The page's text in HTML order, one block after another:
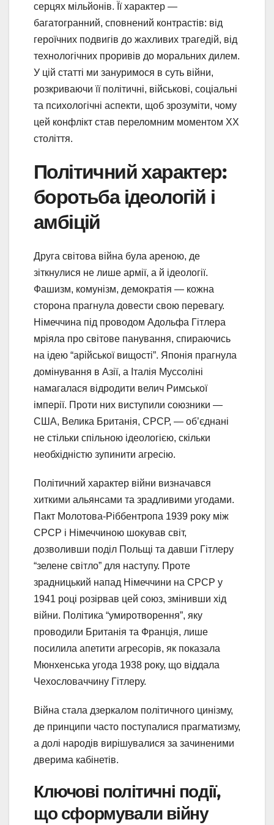
серцях мільйонів. Її характер —
багатогранний, сповнений контрастів: від
героїчних подвигів до жахливих трагедій, від
технологічних проривів до моральних дилем.
У цій статті ми зануримося в суть війни,
розкриваючи її політичні, військові, соціальні
та психологічні аспекти, щоб зрозуміти, чому
цей конфлікт став переломним моментом XX
століття.
Політичний характер:
боротьба ідеологій і
амбіцій
Друга світова війна була ареною, де
зіткнулися не лише армії, а й ідеології.
Фашизм, комунізм, демократія — кожна
сторона прагнула довести свою перевагу.
Німеччина під проводом Адольфа Гітлера
мріяла про світове панування, спираючись
на ідею “арійської вищості”. Японія прагнула
домінування в Азії, а Італія Муссоліні
намагалася відродити велич Римської
імперії. Проти них виступили союзники —
США, Велика Британія, СРСР, — об’єднані
не стільки спільною ідеологією, скільки
необхідністю зупинити агресію.
Політичний характер війни визначався
хиткими альянсами та зрадливими угодами.
Пакт Молотова-Ріббентропа 1939 року між
СРСР і Німеччиною шокував світ,
дозволивши поділ Польщі та давши Гітлеру
“зелене світло” для наступу. Проте
зрадницький напад Німеччини на СРСР у
1941 році розірвав цей союз, змінивши хід
війни. Політика “умиротворення”, яку
проводили Британія та Франція, лише
посилила апетити агресорів, як показала
Мюнхенська угода 1938 року, що віддала
Чехословаччину Гітлеру.
Війна стала дзеркалом політичного цинізму,
де принципи часто поступалися прагматизму,
а долі народів вирішувалися за зачиненими
дверима кабінетів.
Ключові політичні події,
що сформували війну